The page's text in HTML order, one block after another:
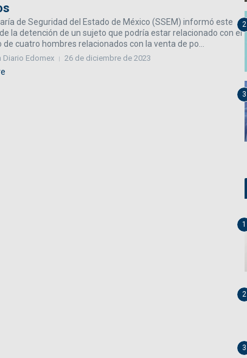
de Seguridad del Estado de México (SSEM) informó este
la detención de un sujeto que podría estar relacionado con el
de cuatro hombres relacionados con la venta de po...
Diario Edomex 26 de diciembre de 2023
2
3
1
2
3